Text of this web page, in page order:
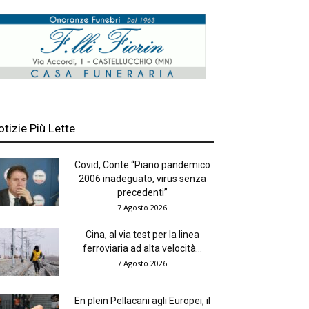
Più Lette
Covid, Conte “Piano pandemico
2006 inadeguato, virus senza
precedenti”
7 Agosto 2026
Cina, al via test per la linea
ferroviaria ad alta velocità...
7 Agosto 2026
En plein Pellacani agli Europei, il